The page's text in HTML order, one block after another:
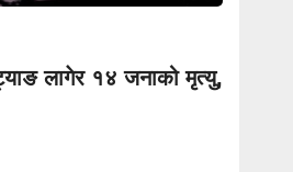
लागेर १४ जनाको मृत्यु,